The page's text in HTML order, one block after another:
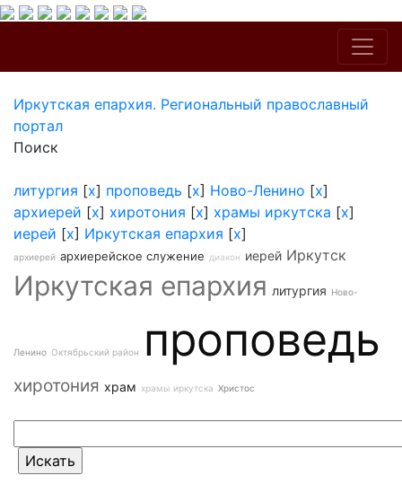
Иркутская епархия. Региональный православный
портал
Поиск
литургия [x] проповедь [x] Ново-Ленино [x]
архиерей [x] хиротония [x] храмы иркутска [x]
иерей [x] Иркутская епархия [x]
архиерей архиерейское служение диакон иерей Иркутск
Иркутская епархия литургия Ново-
Ленино Октябрьский район проповедь
хиротония храм храмы иркутска Христос